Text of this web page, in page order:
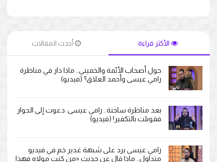
الأكثر قراءة أحدث المقالات
حول أصحاب الأئمة والخميني.. ماذا دار في مناظرة
رامي عيسى وأحمد العلاق؟ (فيديو)
بعد مناظرة ساخنة.. رامي عيسى: دعوت إلى الحوار
فقوبلت بالتكفير! (فيديو)
رامي عيسى يرد على شبهة غدير خم في فيديو
متداول.. ماذا قال عن حديث «من كنت مولاه فهذا